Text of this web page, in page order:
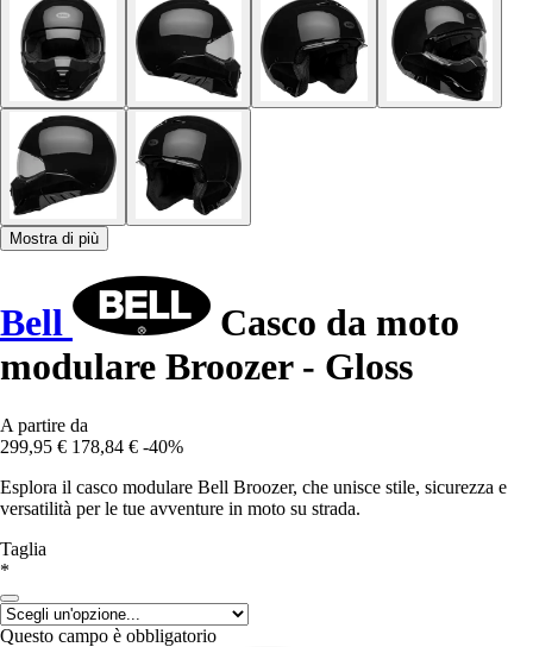
Mostra di più
Bell
Casco da moto
modulare Broozer - Gloss
A partire da
299,95 € 178,84 € -40%
Esplora il casco modulare Bell Broozer, che unisce stile, sicurezza e
versatilità per le tue avventure in moto su strada.
Taglia
*
Questo campo è obbligatorio